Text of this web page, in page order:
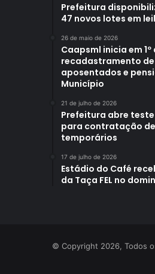
Prefeitura
47 novos lotes em
26 de maio de 2026
Caapsml inicia em 1º
recadastramento
aposentados e
Município
21 de julho de 2026
Prefeitura abre
para contratação
temporários
17 de julho de 2026
Estádio do Café
da Taça FEL no
© Copyright 2026, Todos